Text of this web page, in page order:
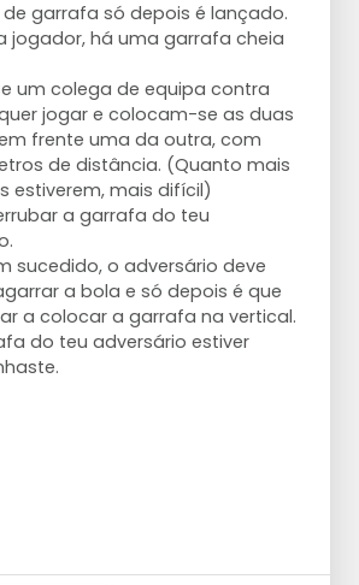
garrafa só depois é lançado.
jogador, há uma garrafa cheia
um colega de equipa contra
jogar e colocam-se as duas
frente uma da outra, com
de distância. (Quanto mais
estiverem, mais difícil)
a garrafa do teu
sucedido, o adversário deve
a bola e só depois é que
a colocar a garrafa na vertical.
do teu adversário estiver